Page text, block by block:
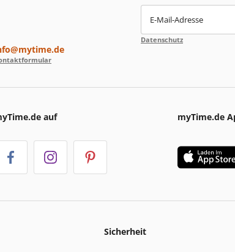
E-Mail-Adresse
Datenschutz
auf myTime.de
Sicherheit